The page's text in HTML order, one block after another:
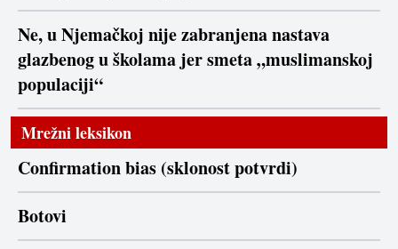
Ne, u Njemačkoj nije zabranjena nastava
glazbenog u školama jer smeta „muslimanskoj
populaciji“
Mrežni leksikon
Confirmation bias (sklonost potvrdi)
Botovi